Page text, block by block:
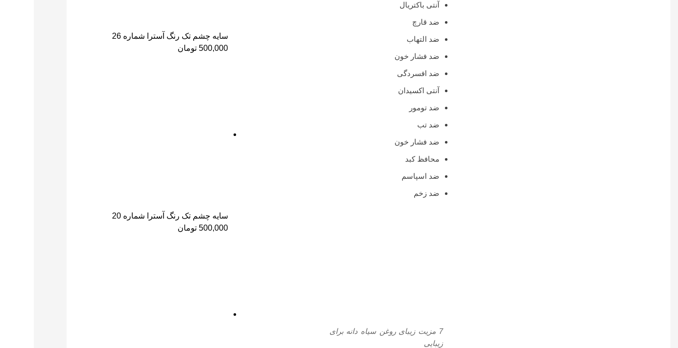
آنتی باکتریال
ضد قارچ
ضد التهاب
ضد فشار خون
ضد افسردگی
آنتی اکسیدان
ضد تومور
ضد تب
ضد فشار خون
محافظ کبد
ضد اسپاسم
ضد زخم
7 مزیت زیبای روغن سیاه دانه برای
زیبایی
سایه چشم تک رنگ آسترا شماره 26
500,000 تومان
سایه چشم تک رنگ آسترا شماره 20
500,000 تومان